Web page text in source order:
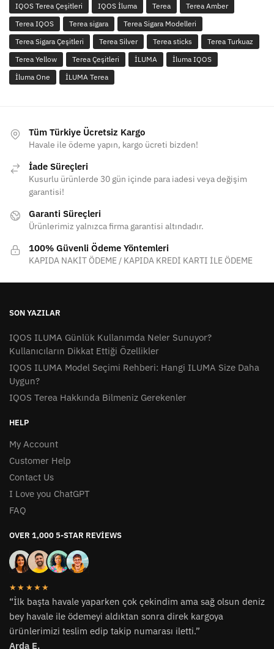
IQOS Terea Çeşitleri
IQOS İluma Terea
Terea Amber
Terea IQOS
Terea sigara
Terea Sigara Modelleri
Terea Sigara Çeşitleri
Terea Silver Terea sticks
Terea Turkuaz
Terea Yellow
Terea Çeşitleri İLUMA
İluma IQOS
İluma One
İLUMA Terea
Tüm Türkiye Ücretsiz Kargo
Havale ile ödeme yapın, kargo ücreti bizden!
İade Süreçleri
Kusurlu ürünlerde 30 gün içinde para iadesi veya değişim
garantisi!
Garanti Süreçleri
Ürünlerimiz yalnızca firma garantisi altındadır.
100% Güvenli Ödeme Yöntemleri
KAPIDA NAKİT ÖDEME / KAPIDA KREDİ KARTI İLE ÖDEME
SON YAZILAR
IQOS ILUMA Günlük Kullanımda Neler Sunuyor?
Kullanıcıların Dikkat Ettiği Özellikler
IQOS ILUMA Model Seçimi Rehberi: Hangi ILUMA Size Daha
Uygun?
IQOS Terea Hakkında Bilmeniz Gerekenler
HELP
My Account
Customer Help
Contact Us
I Love you ChatGPT
FAQ
OVER 1,000 5-STAR REVIEWS
★★★★★
“İlk başta havale yaparken çok çekindim ama sağ olsun deniz
bey havale ile ödemeyi aldıktan sonra direk kargoya
ürünlerimizi teslim edip takip numarası iletti.”
Arda E.